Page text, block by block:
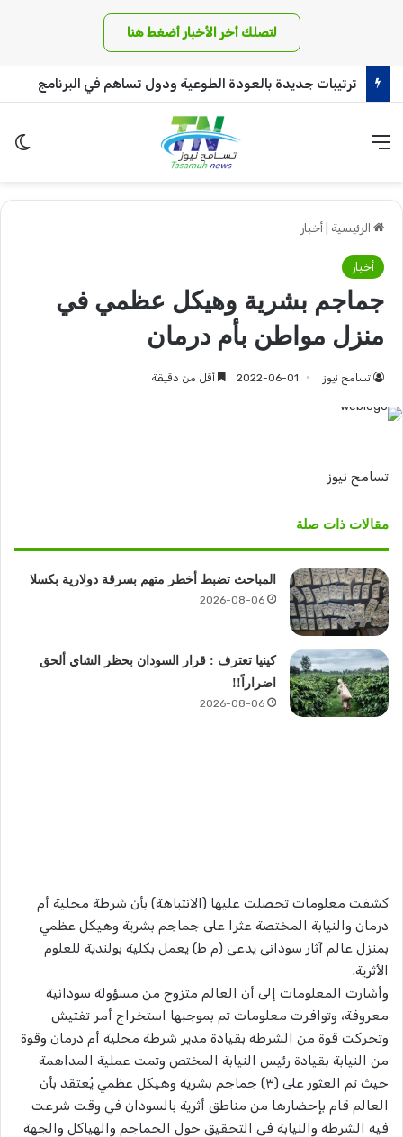
لتصلك أخر الأخبار أضغط هنا
ترتيبات جديدة بالعودة الطوعية ودول تساهم في البرنامج
القائمة
الرئيسية أخبار
أخبار
جماجم بشرية وهيكل عظمي في
منزل مواطن بأم درمان
تسامح نيوز 2022-06-01 أقل من دقيقة
تسامح نيوز
مقالات ذات صلة
المباحث تضبط أخطر متهم بسرقة دولارية بكسلا
2026-08-06
كينيا تعترف : قرار السودان بحظر الشاي ألحق
اضراراً!!
2026-08-06
كشفت معلومات تحصلت عليها (الانتباهة) بأن شرطة محلية أم
درمان والنيابة المختصة عثرا على جماجم بشرية وهيكل عظمي
بمنزل عالم آثار سودانى يدعى (م ط) يعمل بكلية بولندية للعلوم
الأثرية.
وأشارت المعلومات إلى أن العالم متزوج من مسؤولة سودانية
معروفة، وتوافرت معلومات تم بموجبها استخراج أمر تفتيش
وتحركت قوة من الشرطة بقيادة مدير شرطة محلية أم درمان وقوة
من النيابة بقيادة رئيس النيابة المختص وتمت عملية المداهمة
حيث تم العثور على (٣) جماجم بشرية وهيكل عظمي يُعتقد بأن
العالم قام بإحضارها من مناطق أثرية بالسودان في وقت شرعت
فيه الشرطة والنيابة فى التحقيق حول الجماجم والهياكل والجهة